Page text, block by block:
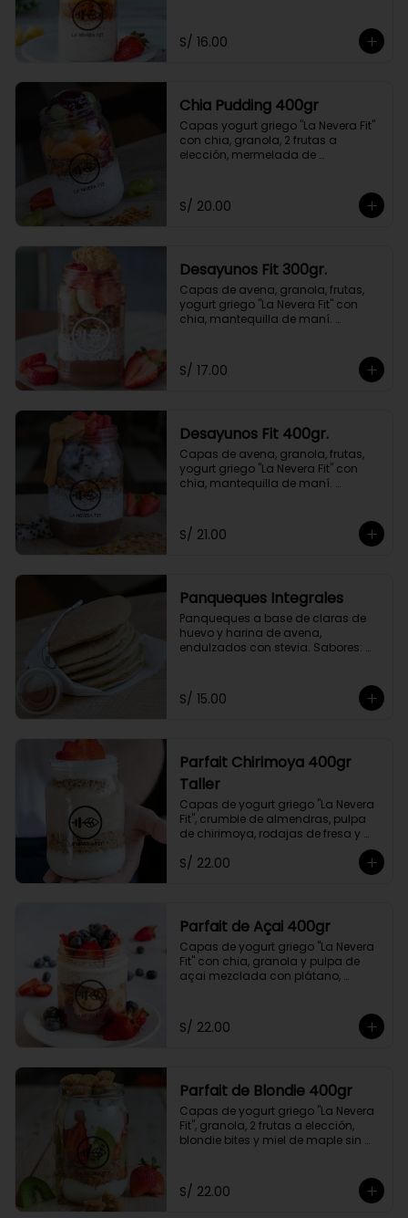
S/ 16.00
Chia Pudding 400gr
Capas yogurt griego "La Nevera Fit"
con chia, granola, 2 frutas a
elección, mermelada de
S/ 20.00
Desayunos Fit 300gr.
Capas de avena, granola, frutas,
yogurt griego "La Nevera Fit" con
chia, mantequilla de maní.
S/ 17.00
Desayunos Fit 400gr.
Capas de avena, granola, frutas,
yogurt griego "La Nevera Fit" con
chia, mantequilla de maní.
S/ 21.00
Panqueques Integrales
Panqueques a base de claras de
huevo y harina de avena,
endulzados con stevia. Sabores:
S/ 15.00
Parfait Chirimoya 400gr
Taller
Capas de yogurt griego "La Nevera
Fit", crumble de almendras, pulpa
de chirimoya, rodajas de fresa y
acompañado de miel de maple sin
azúcar.
S/ 22.00
Parfait de Açai 400gr
Capas de yogurt griego "La Nevera
Fit" con chia, granola y pulpa de
açai mezclada con plátano,
S/ 22.00
Parfait de Blondie 400gr
Capas de yogurt griego "La Nevera
Fit", granola, 2 frutas a elección,
blondie bites y miel de maple sin
S/ 22.00